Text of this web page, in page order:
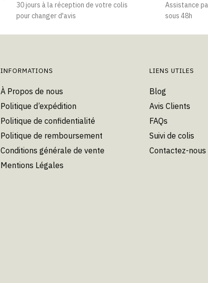
30 jours à la réception de votre colis
pour changer d'avis
Assistance
sous 48h
INFORMATIONS
À Propos de nous
Politique d’expédition
Politique de confidentialité
Politique de remboursement
Conditions générale de vente
Mentions Légales
LIENS UTILES
Blog
Avis Clients
FAQs
Suivi de colis
Contactez-nous